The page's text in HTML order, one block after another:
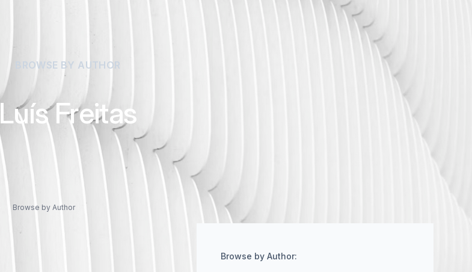
BROWSE BY AUTHOR
Luís Freitas
Browse by Author
Browse by Author: